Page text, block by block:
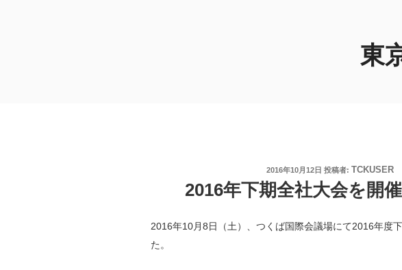
東
投
稿
日:
2016年10月12日 投稿者:TCKUSER
2016年下期全社大会を開
2016年10月8日（土）、つくば国際会議場にて2016年度
た。